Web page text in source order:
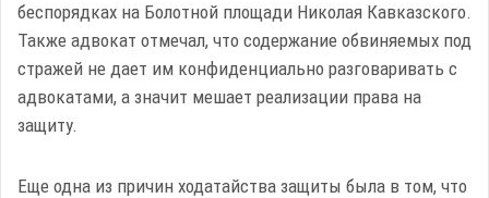
беспорядках на Болотной площади Николая Кавказского.
Также адвокат отмечал, что содержание обвиняемых под
стражей не дает им конфиденциально разговаривать с
адвокатами, а значит мешает реализации права на
защиту.
Еще одна из причин ходатайства защиты была в том, что